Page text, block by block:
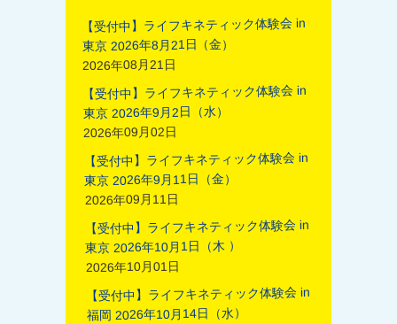
【受付中】ライフキネティック体験会 in
東京 2026年8月21日（金）
2026年08月21日
【受付中】ライフキネティック体験会 in
東京 2026年9月2日（水）
2026年09月02日
【受付中】ライフキネティック体験会 in
東京 2026年9月11日（金）
2026年09月11日
【受付中】ライフキネティック体験会 in
東京 2026年10月1日（木 ）
2026年10月01日
【受付中】ライフキネティック体験会 in
福岡 2026年10月14日（水）